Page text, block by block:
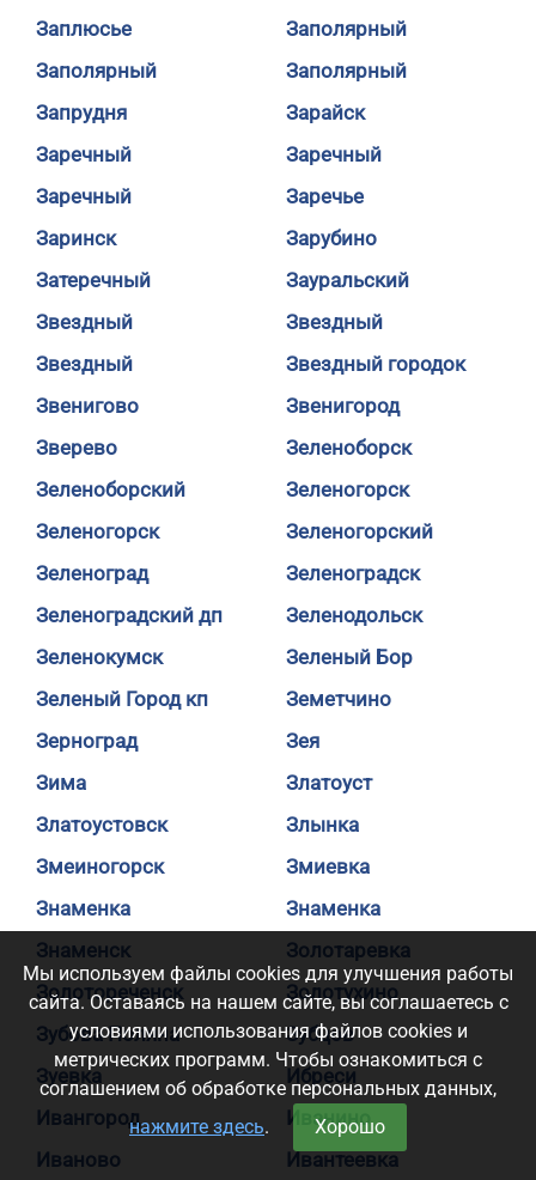
Заплюсье
Заполярный
Заполярный
Заполярный
Запрудня
Зарайск
Заречный
Заречный
Заречный
Заречье
Заринск
Зарубино
Затеречный
Зауральский
Звездный
Звездный
Звездный
Звездный городок
Звенигово
Звенигород
Зверево
Зеленоборск
Зеленоборский
Зеленогорск
Зеленогорск
Зеленогорский
Зеленоград
Зеленоградск
Зеленоградский дп
Зеленодольск
Зеленокумск
Зеленый Бор
Зеленый Город кп
Земетчино
Зерноград
Зея
Зима
Златоуст
Златоустовск
Злынка
Змеиногорск
Змиевка
Знаменка
Знаменка
Знаменск
Золотаревка
Золотореченск
Золотухино
Зубова Поляна
Зубцов
Зуевка
Ибреси
Ивангород
Иванино
Иваново
Ивантеевка
Мы используем файлы cookies для улучшения работы
сайта. Оставаясь на нашем сайте, вы соглашаетесь с
условиями использования файлов cookies и
метрических программ. Чтобы ознакомиться с
соглашением об обработке персональных данных,
нажмите здесь. Хорошо